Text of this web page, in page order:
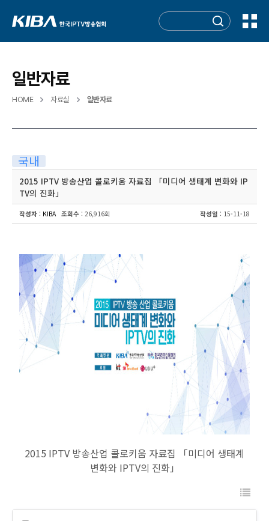
일반자료
HOME 자료실 일반자료
국내
2015 IPTV 방송산업 콜로키움 자료집 「미디어 생태계 변화와 IP
TV의 진화」
작성자 : KIBA 조회수 : 26,916회 작성일 : 15-11-18
2015 IPTV 방송산업 콜로키움 자료집 「미디어 생태계
변화와 IPTV의 진화」